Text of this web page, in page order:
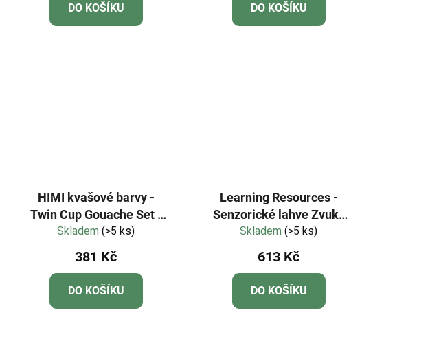
DO KOŠÍKU DO KOŠÍKU
HIMI kvašové barvy -
Twin Cup Gouache Set -
12 Colours
Skladem(>5 ks)
381 Kč
DO KOŠÍKU
Learning Resources -
Senzorické lahve Zvuky
deště
Skladem(>5 ks)
613 Kč
DO KOŠÍKU